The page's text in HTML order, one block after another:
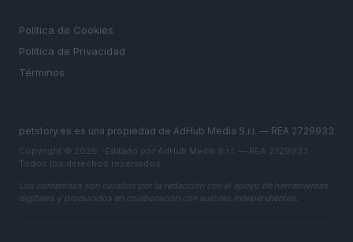
Política de Cookies
Política de Privacidad
Términos
petstory.es es una propiedad de AdHub Media S.r.l. — REA 2729933
Copyright © 2026 · Editado por AdHub Media S.r.l. — REA 2729933
Todos los derechos reservados
Los contenidos son curados por la redacción con el apoyo de herramientas
digitales y producidos en colaboración con autores independientes.